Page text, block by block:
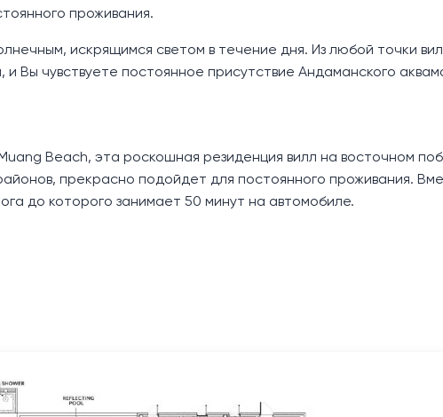
проживания.
искрящимся светом в течение дня. Из любой точки
Вы чувствуете постоянное присутствие Андаманского
Beach, эта роскошная резиденция вилл на восточном
прекрасно подойдет для постоянного проживания.
до которого занимает 50 минут на автомобиле.